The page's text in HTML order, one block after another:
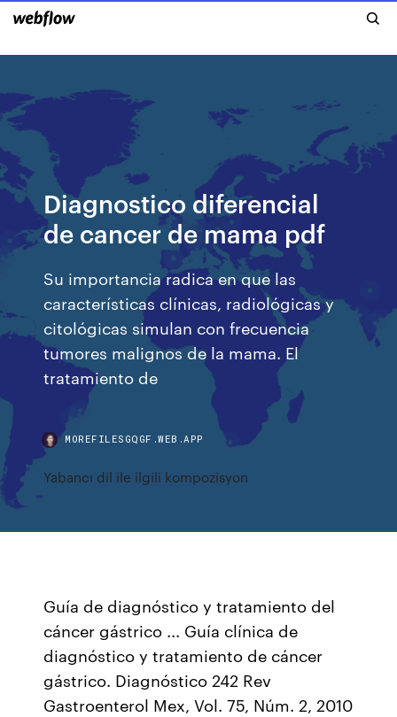
Diagnostico diferencial
de cancer de mama pdf
Su importancia radica en que las
características clínicas, radiológicas y
citológicas simulan con frecuencia
tumores malignos de la mama. El
tratamiento de
MOREFILESGQGF.WEB.APP
Yabancı dil ile ilgili kompozisyon
Guía de diagnóstico y tratamiento del
cáncer gástrico ... Guía clínica de
diagnóstico y tratamiento de cáncer
gástrico. Diagnóstico 242 Rev
Gastroenterol Mex, Vol. 75, Núm. 2, 2010